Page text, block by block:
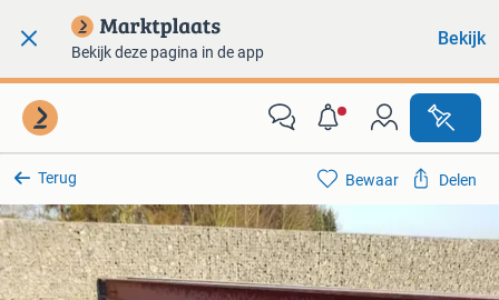
Bekijk deze pagina in de app
Bekijk
Terug Bewaar Delen